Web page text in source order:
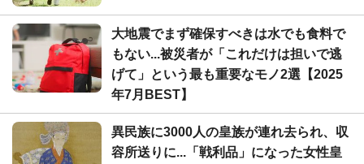
大地震でまず確保すべきは水でも食料で
もない...被災者が「これだけは担いで逃
げて」という最も重要なモノ2選【2025
年7月BEST】
異民族に3000人の皇族が連れ去られ、収
容所送りに...「戦利品」になった女性皇